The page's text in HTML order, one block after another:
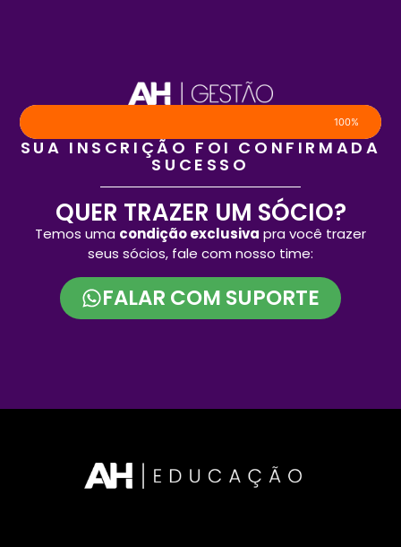
100%
SUA INSCRIÇÃO FOI CONFIRMADA
SUCESSO
QUER TRAZER UM SÓCIO?
Temos uma condição exclusiva pra você trazer
seus sócios, fale com nosso time:
FALAR COM SUPORTE